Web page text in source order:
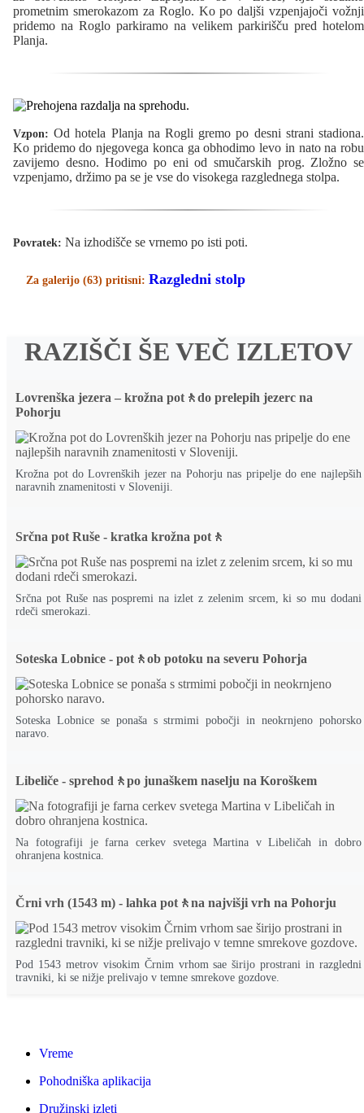
prometnim smerokazom za Roglo. Ko po daljši vzpenjajoči vožnji
pridemo na Roglo parkiramo na velikem parkirišču pred hotelom
Planja.
Vzpon: Od hotela Planja na Rogli gremo po desni strani stadiona.
Ko pridemo do njegovega konca ga obhodimo levo in nato na robu
zavijemo desno. Hodimo po eni od smučarskih prog. Zložno se
vzpenjamo, držimo pa se je vse do visokega razglednega stolpa.
Povratek: Na izhodišče se vrnemo po isti poti.
Za galerijo (63) pritisni: Razgledni stolp
RAZIŠČI ŠE VEČ IZLETOV
Lovrenška jezera – krožna pot🚶do prelepih jezerc na
Pohorju
Krožna pot do Lovrenških jezer na Pohorju nas pripelje do ene najlepših
naravnih znamenitosti v Sloveniji.
Srčna pot Ruše - kratka krožna pot🚶
Srčna pot Ruše nas pospremi na izlet z zelenim srcem, ki so mu dodani
rdeči smerokazi.
Soteska Lobnice - pot🚶ob potoku na severu Pohorja
Soteska Lobnice se ponaša s strmimi pobočji in neokrnjeno pohorsko
naravo.
Libeliče - sprehod🚶po junaškem naselju na Koroškem
Na fotografiji je farna cerkev svetega Martina v Libeličah in dobro
ohranjena kostnica.
Črni vrh (1543 m) - lahka pot🚶na najvišji vrh na Pohorju
Pod 1543 metrov visokim Črnim vrhom sae širijo prostrani in razgledni
travniki, ki se nižje prelivajo v temne smrekove gozdove.
Vreme
Pohodniška aplikacija
Družinski izleti